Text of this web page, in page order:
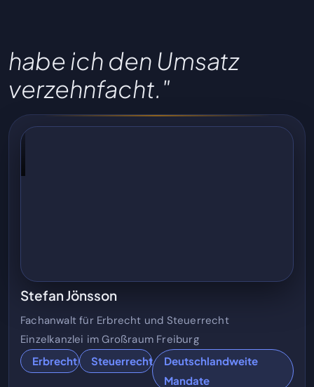
habe ich den Umsatz
verzehnfacht."
Stefan Jönsson
Fachanwalt für Erbrecht und Steuerrecht
Einzelkanzlei im Großraum Freiburg
Erbrecht Steuerrecht
Deutschlandweite
Mandate